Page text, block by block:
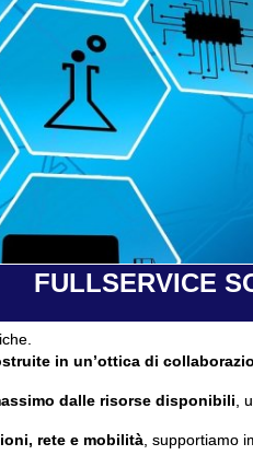
FULLSERVICE
in un’ottica di
dalle risorse disponibili,
rete e mobilità, supportiamo